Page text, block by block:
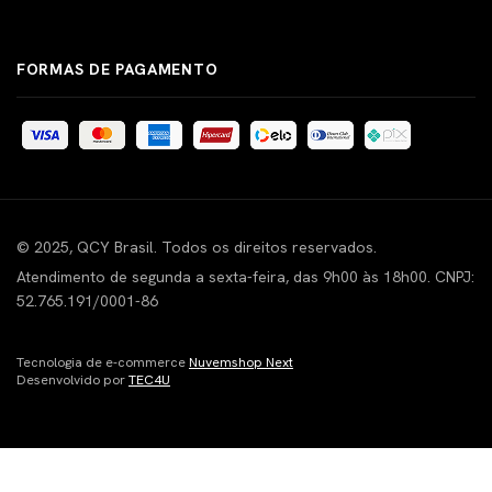
FORMAS DE PAGAMENTO
© 2025, QCY Brasil. Todos os direitos reservados.
Atendimento de segunda a sexta-feira, das 9h00 às 18h00. CNPJ:
52.765.191/0001-86
Tecnologia de e-commerceNuvemshop Next
Desenvolvido porTEC4U